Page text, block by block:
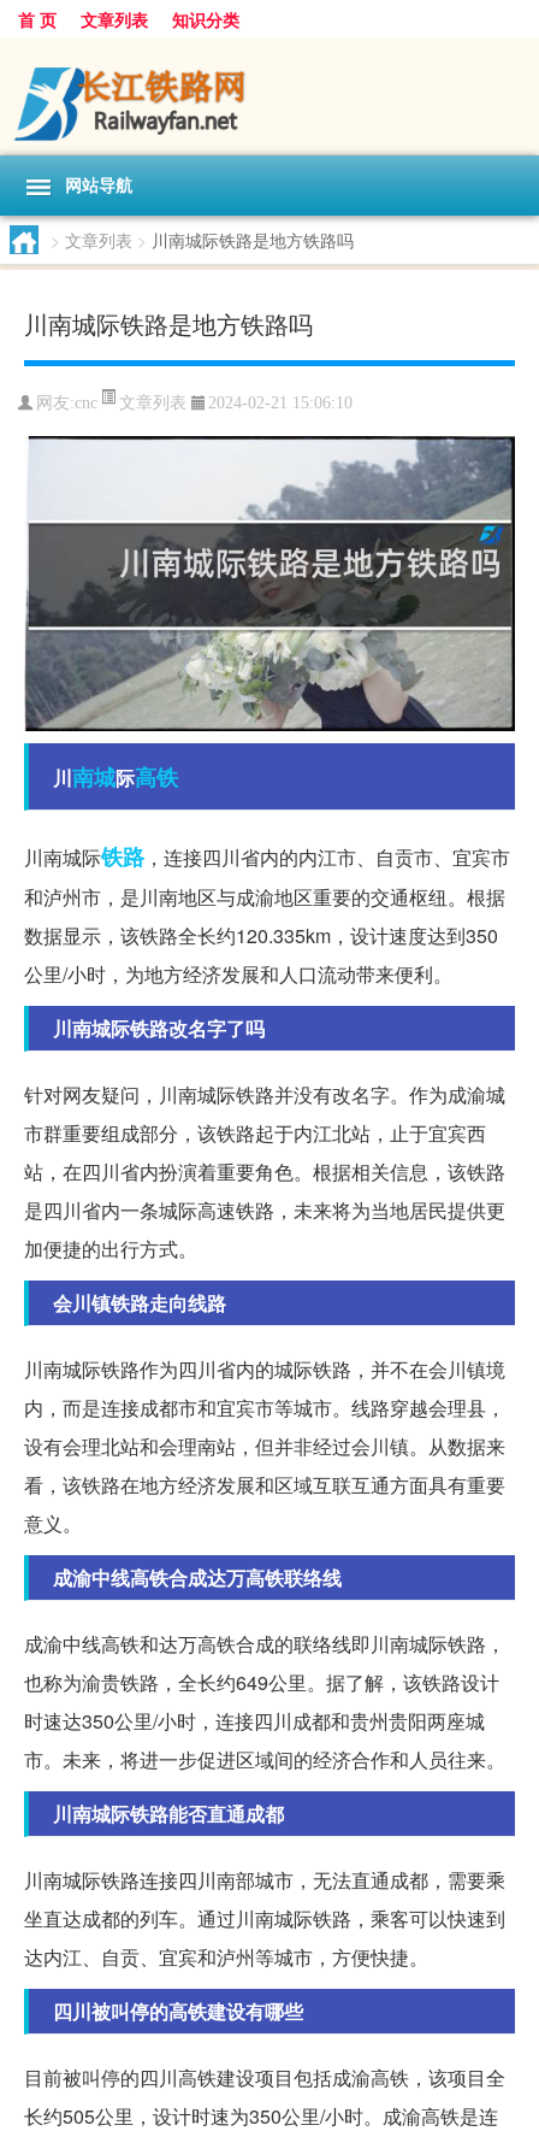
首 页 文章列表 知识分类
网站导航
> 文章列表 > 川南城际铁路是地方铁路吗
川南城际铁路是地方铁路吗
网友:cnc 文章列表 2024-02-21 15:06:10
川南城际高铁
川南城际铁路，连接四川省内的内江市、自贡市、宜宾市
和泸州市，是川南地区与成渝地区重要的交通枢纽。根据
数据显示，该铁路全长约120.335km，设计速度达到350
公里/小时，为地方经济发展和人口流动带来便利。
川南城际铁路改名字了吗
针对网友疑问，川南城际铁路并没有改名字。作为成渝城
市群重要组成部分，该铁路起于内江北站，止于宜宾西
站，在四川省内扮演着重要角色。根据相关信息，该铁路
是四川省内一条城际高速铁路，未来将为当地居民提供更
加便捷的出行方式。
会川镇铁路走向线路
川南城际铁路作为四川省内的城际铁路，并不在会川镇境
内，而是连接成都市和宜宾市等城市。线路穿越会理县，
设有会理北站和会理南站，但并非经过会川镇。从数据来
看，该铁路在地方经济发展和区域互联互通方面具有重要
意义。
成渝中线高铁合成达万高铁联络线
成渝中线高铁和达万高铁合成的联络线即川南城际铁路，
也称为渝贵铁路，全长约649公里。据了解，该铁路设计
时速达350公里/小时，连接四川成都和贵州贵阳两座城
市。未来，将进一步促进区域间的经济合作和人员往来。
川南城际铁路能否直通成都
川南城际铁路连接四川南部城市，无法直通成都，需要乘
坐直达成都的列车。通过川南城际铁路，乘客可以快速到
达内江、自贡、宜宾和泸州等城市，方便快捷。
四川被叫停的高铁建设有哪些
目前被叫停的四川高铁建设项目包括成渝高铁，该项目全
长约505公里，设计时速为350公里/小时。成渝高铁是连